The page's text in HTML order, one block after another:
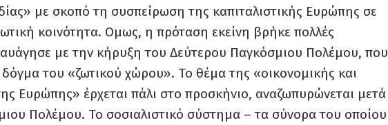
με σκοπό τη συσπείρωση της καπιταλιστικής Ευρώπης σε
κοινότητα. Ομως, η πρόταση εκείνη βρήκε πολλές
με την κήρυξη του Δεύτερου Παγκόσμιου Πολέμου, που
δόγμα του «ζωτικού χώρου». Το θέμα της «οικονομικής και
Ευρώπης» έρχεται πάλι στο προσκήνιο, αναζωπυρώνεται μετά
Πολέμου. Το σοσιαλιστικό σύστημα – τα σύνορα του οποίου